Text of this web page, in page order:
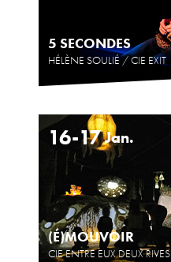
5 SECONDES
HÉLÈNE SOULIÉ / CIE EXIT
16-17Jan.
(É)MOUVOIR
CIE ENTRE EUX DEUX RIVES